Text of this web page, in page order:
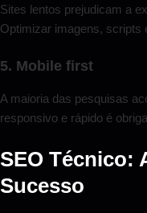
Sites lentos prejudicam a
Optimizar imagens, scripts
5. Mobile first
A maioria das pesquisas
responsivo e rápido é
SEO Técnico:
Sucesso